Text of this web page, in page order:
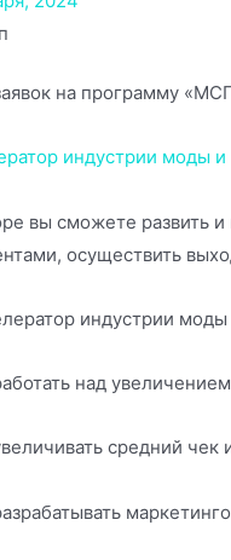
на программу
индустрии моды и
вы сможете развить
осуществить
индустрии моды
увеличением
средний чек и